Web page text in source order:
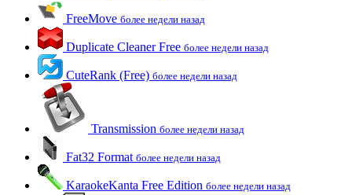
FreeMove более недели назад
Duplicate Cleaner Free более недели назад
CuteRank (Free) более недели назад
Transmission более недели назад
Fat32 Format более недели назад
KaraokeKanta Free Edition более недели назад